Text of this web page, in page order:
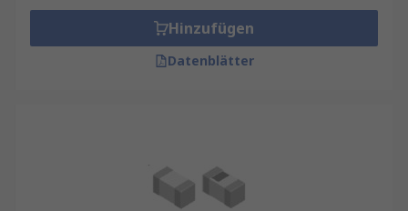
Hinzufügen
Datenblätter